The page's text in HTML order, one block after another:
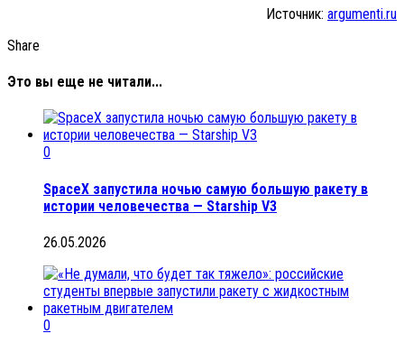
Источник: argumenti.ru
Share
Это вы еще не читали...
0
SpaceX запустила ночью самую большую ракету в
истории человечества — Starship V3
26.05.2026
0